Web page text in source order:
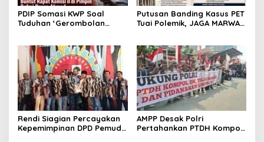
PDIP Somasi KWP Soal
Tuduhan ‘Gerombolan
Dasco Ahmad
Putusan Banding Kasus PET
Tuai Polemik, JAGA MARWAH
Rendi Siagian Percayakan
Kepemimpinan DPD Pemuda
AMPP Desak Polri
Pertahankan PTDH Kompol